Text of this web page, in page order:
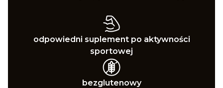
odpowiedni suplement po aktywności
sportowej
bezglutenowy